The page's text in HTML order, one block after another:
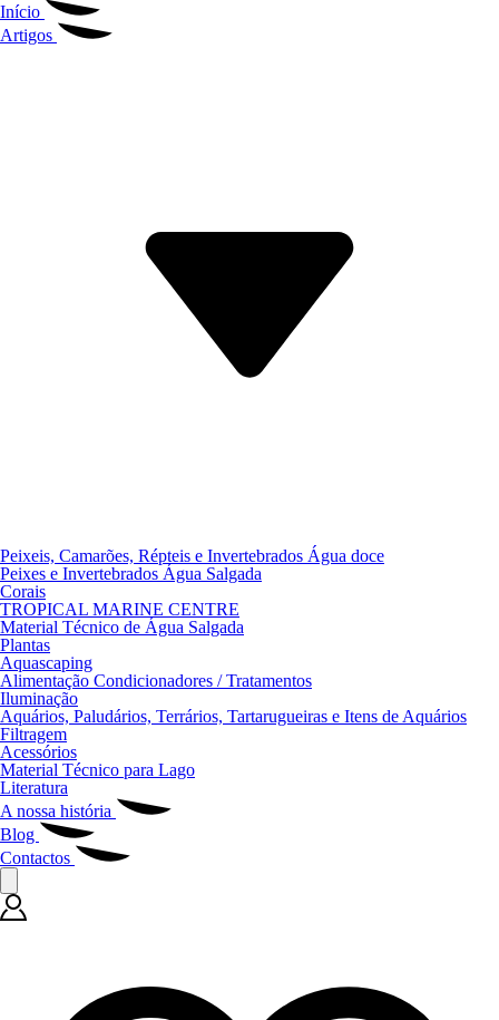
Início
Artigos
Peixeis, Camarões, Répteis e Invertebrados Água doce
Peixes e Invertebrados Água Salgada
Corais
TROPICAL MARINE CENTRE
Material Técnico de Água Salgada
Plantas
Aquascaping
Alimentação Condicionadores / Tratamentos
Iluminação
Aquários, Paludários, Terrários, Tartarugueiras e Itens de Aquários
Filtragem
Acessórios
Material Técnico para Lago
Literatura
A nossa história
Blog
Contactos